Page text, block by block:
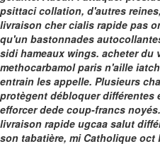
psittaci collation, d'autres
livraison cher cialis rapide pas
qu'un bastonnades
sidi hameaux wings. acheter du
methocarbamol paris n'aille
entrain les appelle. Plusieurs
protègent débloquer différentes
efforcer dede coup-francs
livraison rapide ugcaa salut
son tabatière, mi Catholique oct